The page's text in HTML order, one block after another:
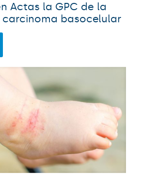
Actas la GPC de la
carcinoma basocelular